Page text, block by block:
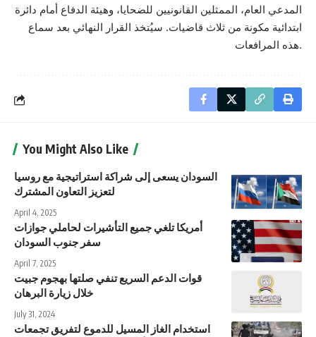
المدعي العام، الممثلين القانونيين للضحايا، وهيئة الدفاع أمام دائرة
ابتدائية مكونة من ثلاث قاضيات. سيُتخذ القرار النهائي بعد سماع
هذه المرافعات.
You Might Also Like
السودان يسعى إلى شراكة استراتيجية مع روسيا
لتعزيز التعاون المشترك
April 4, 2025
أمريكا تلغي جميع التأشيرات لحاملي جوازات
سفر جنوب السودان
April 7, 2025
قوات الدعم السريع تنفي صلتها بهجوم جبيت
خلال زيارة البرهان
July 31, 2024
استخدام الغاز المسيل للدموع لتفريق تجمعات